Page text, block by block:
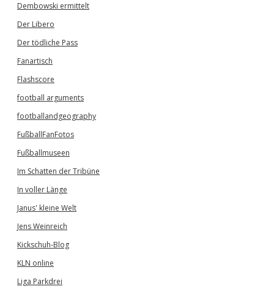
Dembowski ermittelt
Der Libero
Der tödliche Pass
Fanartisch
Flashscore
football arguments
footballandgeography
FußballFanFotos
Fußballmuseen
Im Schatten der Tribüne
In voller Länge
Janus' kleine Welt
Jens Weinreich
Kickschuh-Blog
KLN online
Liga Parkdrei